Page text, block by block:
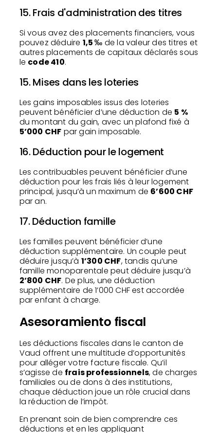
15. Frais d'administration des titres
Si vous avez des placements financiers, vous
pouvez déduire 1,5 ‰ de la valeur des titres et
autres placements de capitaux déclarés sous
le code 410.
15. Mises dans les loteries
Les gains imposables issus des loteries
peuvent bénéficier d’une déduction de 5 %
du montant du gain, avec un plafond fixé à
5’000 CHF par gain imposable.
16. Déduction pour le logement
Les contribuables peuvent bénéficier d’une
déduction pour les frais liés à leur logement
principal, jusqu’à un maximum de 6’600 CHF
par an.
17. Déduction famille
Les familles peuvent bénéficier d’une
déduction supplémentaire. Un couple peut
déduire jusqu’à 1’300 CHF, tandis qu’une
famille monoparentale peut déduire jusqu’à
2’800 CHF. De plus, une déduction
supplémentaire de 1’000 CHF est accordée
par enfant à charge.
Asesoramiento fiscal
Les déductions fiscales dans le canton de
Vaud offrent une multitude d’opportunités
pour alléger votre facture fiscale. Qu’il
s’agisse de frais professionnels, de charges
familiales ou de dons à des institutions,
chaque déduction joue un rôle crucial dans
la réduction de l’impôt.
En prenant soin de bien comprendre ces
déductions et en les appliquant